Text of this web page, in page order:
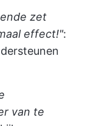
zet
effect!":
van te